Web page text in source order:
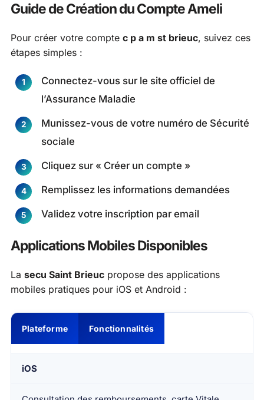
Guide de Création du Compte Ameli
Pour créer votre compte c p a m st brieuc, suivez ces
étapes simples :
Connectez-vous sur le site officiel de
l’Assurance Maladie
Munissez-vous de votre numéro de Sécurité
sociale
Cliquez sur « Créer un compte »
Remplissez les informations demandées
Validez votre inscription par email
Applications Mobiles Disponibles
La secu Saint Brieuc propose des applications
mobiles pratiques pour iOS et Android :
Plateforme Fonctionnalités
iOS